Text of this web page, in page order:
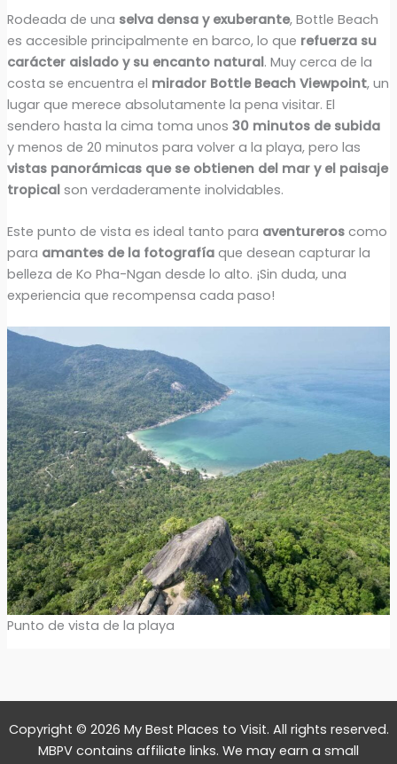
Rodeada de una selva densa y exuberante, Bottle Beach
es accesible principalmente en barco, lo que refuerza su
carácter aislado y su encanto natural. Muy cerca de la
costa se encuentra el mirador Bottle Beach Viewpoint, un
lugar que merece absolutamente la pena visitar. El
sendero hasta la cima toma unos 30 minutos de subida
y menos de 20 minutos para volver a la playa, pero las
vistas panorámicas que se obtienen del mar y el paisaje
tropicalson verdaderamente inolvidables.
Este punto de vista es ideal tanto para aventureroscomo
para amantes de la fotografíaque desean capturar la
belleza de Ko Pha-Ngan desde lo alto. ¡Sin duda, una
experiencia que recompensa cada paso!
Punto de vista de la playa
Copyright © 2026 My Best Places to Visit. All rights reserved.
MBPV contains affiliate links. We may earn a small